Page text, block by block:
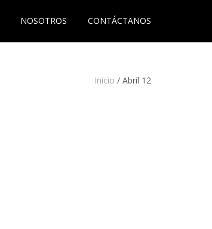
NOSOTROS CONTÁCTANOS
Inicio / Abril 12